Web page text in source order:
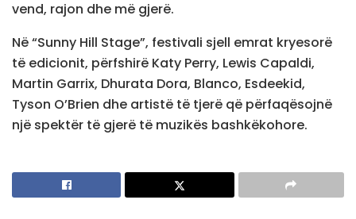
vend, rajon dhe më gjerë.
Në “Sunny Hill Stage”, festivali sjell emrat kryesorë
të edicionit, përfshirë Katy Perry, Lewis Capaldi,
Martin Garrix, Dhurata Dora, Blanco, Esdeekid,
Tyson O’Brien dhe artistë të tjerë që përfaqësojnë
një spektër të gjerë të muzikës bashkëkohore.